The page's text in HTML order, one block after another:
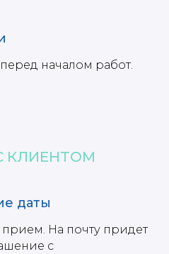
началом работ.
КЛИЕНТОМ
даты
На почту придет
с